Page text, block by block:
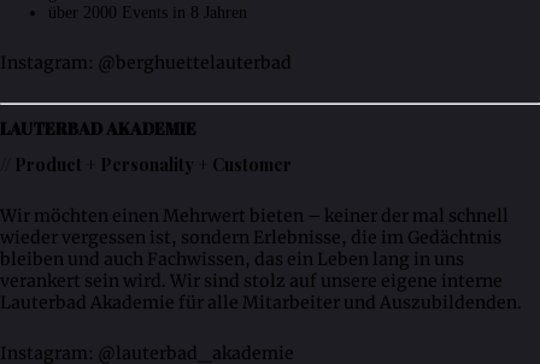
über 2000 Events in 8 Jahren
Instagram: @berghuettelauterbad
LAUTERBAD AKADEMIE
// Product + Personality + Customer
Wir möchten einen Mehrwert bieten – keiner der mal schnell
wieder vergessen ist, sondern Erlebnisse, die im Gedächtnis
bleiben und auch Fachwissen, das ein Leben lang in uns
verankert sein wird. Wir sind stolz auf unsere eigene interne
Lauterbad Akademie für alle Mitarbeiter und Auszubildenden.
Instagram: @lauterbad_akademie